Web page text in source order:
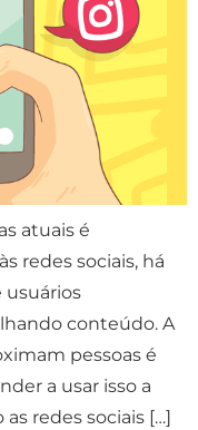
atuais é
redes sociais, há
usuários
conteúdo. A
pessoas é
a usar isso a
redes sociais […]